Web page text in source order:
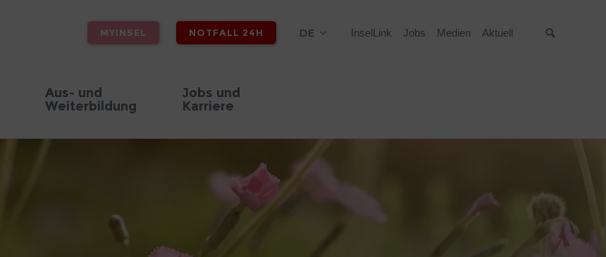
MYINSEL NOTFALL 24H DE InselLink Jobs Medien Aktuell
Aus- und
Weiterbildung
Jobs und
Karriere